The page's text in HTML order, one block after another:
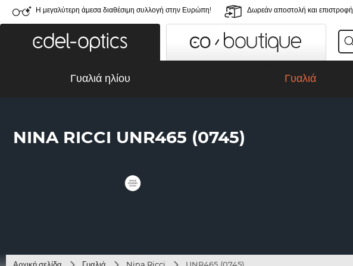
Η μεγαλύτερη άμεσα διαθέσιμη συλλογή στην Ευρώπη! Δωρεάν αποστολή και επιστροφή
Γυαλιά ηλίου Γυαλιά
NINA RICCI UNR465 (0745)